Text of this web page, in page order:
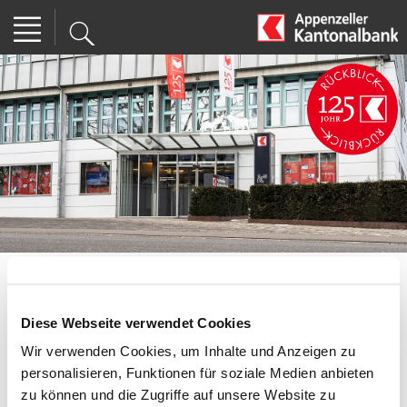
Diese Webseite verwendet Cookies
Wir verwenden Cookies, um Inhalte und Anzeigen zu
personalisieren, Funktionen für soziale Medien anbieten
zu können und die Zugriffe auf unsere Website zu
#kbweihnachtsessen
Aktuell| 27.11.2017 09:10
Schon bald beginnt die Adventszeit – eine Zeit